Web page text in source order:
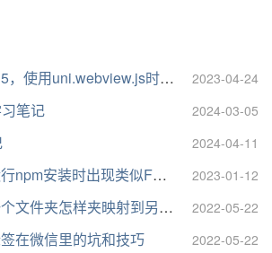
2023-04-24
时“uni”关键词冲突解决
2024-03-05
笔记
2024-04-11
2023-01-12
to *** failed, reason: connect ECONNREFUSED 127.0.0.1:***的报错解决办法
2022-05-22
映射到另一个文件夹，怎样创建软链接？
2022-05-22
在微信里的坑和技巧